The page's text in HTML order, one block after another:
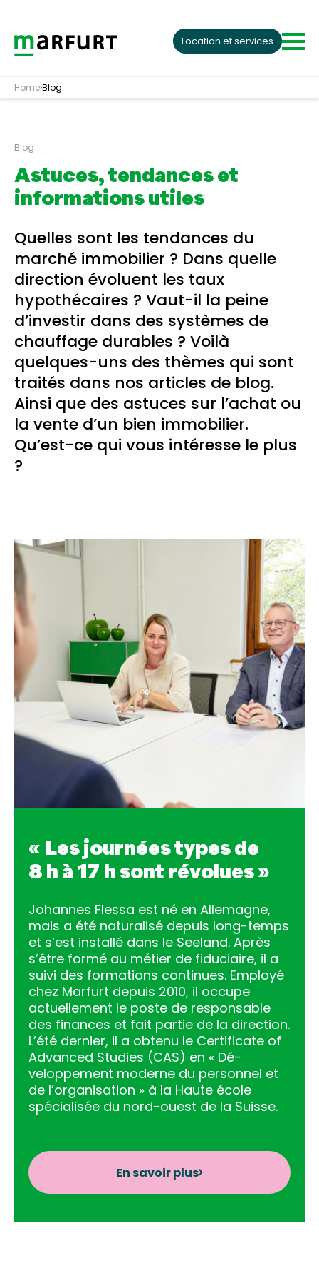
Location et services
Home›Blog
Blog
Astuces, tendances et
informations utiles
Quelles sont les tendances du
marché immobilier ? Dans quelle
direction évoluent les taux
hypothécaires ? Vaut-il la peine
d’investir dans des systèmes de
chauffage durables ? Voilà
quelques-uns des thèmes qui sont
traités dans nos articles de blog.
Ainsi que des astuces sur l’achat ou
la vente d’un bien immobilier.
Qu’est-ce qui vous intéresse le plus
?
« Les journées types de
8 h à 17 h sont révolues »
Johannes Flessa est né en Allemagne,
mais a été naturalisé depuis long-temps
et s’est installé dans le Seeland. Après
s’être formé au métier de fiduciaire, il a
suivi des formations continues. Employé
chez Marfurt depuis 2010, il occupe
actuellement le poste de responsable
des finances et fait partie de la direction.
L’été dernier, il a obtenu le Certificate of
Advanced Studies (CAS) en « Dé-
veloppement moderne du personnel et
de l’organisation » à la Haute école
spécialisée du nord-ouest de la Suisse.
En savoir plus